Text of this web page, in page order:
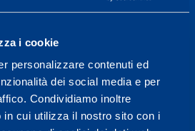
i cookie
personalizzare contenuti ed
dei social media e per
Condividiamo inoltre
in cui utilizza il nostro sito con i
per l'alta
ed il